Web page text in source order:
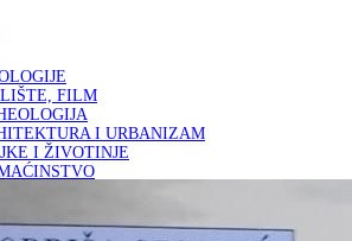
FILM
I URBANIZAM
I ŽIVOTINJE
SOCIOLOGIJA, ANTROPOLOGIJA